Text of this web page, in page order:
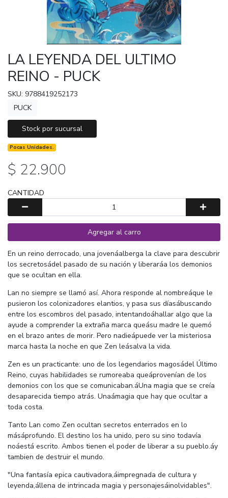
LA LEYENDA DEL ULTIMO
REINO - PUCK
SKU: 9788419252173
PUCK
Stock por sucursal
Pocas Unidades.
$ 22.900
CANTIDAD
Agregar al carro
En un reino derrocado, una jovenáalberga la clave para descubrir
los secretosádel pasado de su nación y liberaráa los demonios
que se ocultan en ella.
Lan no siempre se llamó así. Ahora responde al nombreáque le
pusieron los colonizadores elantios, y pasa sus díasábuscando
entre los escombros del pasado, intentandoáhallar algo que la
ayude a comprender la extraña marca queásu madre le quemó
en el brazo antes de morir. Pero nadieápuede ver la misteriosa
marca hasta la noche en que Zen leásalva la vida.
Zen es un practicante: uno de los legendarios magosádel Último
Reino, cuyas habilidades se rumoreaba queáprovenían de los
demonios con los que se comunicaban.áUna magia que se creía
desaparecida tiempo atrás. Unaámagia que hay que ocultar a
toda costa.
Tanto Lan como Zen ocultan secretos enterrados en lo
másáprofundo. El destino los ha unido, pero su sino todavía
noáestá escrito. Ambos tienen el poder de liberar a su pueblo.áy
tambien de destruir el mundo.
"Una fantasía epica cautivadora,áimpregnada de cultura y
leyenda,állena de intrincada magia y personajesáinolvidables".